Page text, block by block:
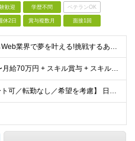
歓迎 学歴不問 ベテランOK
休2日 賞与複数月 面接1回
＼未経験からWeb業界で夢を叶える!挑戦するあなたを全力サポート/ ★学歴・経験不問! ★未経験・クリエイティブ系スクール卒業生・第二新卒歓迎! ★社会人未経験OK! ★将来の幹部候補採用 『PC
月給30万円〜月給70万円 + スキル賞与 + スキルインセンティブ ※研修期間は有期雇用契約社員 ※プロジェクトによって異なる ※上記には(固定残業代¥44,369/30時間)を含む ※エリアによ
【フルリモート可／転勤なし／希望を考慮】 日本47都道府県、どこでも就業可能！ (東京支社、群馬本社、北海道支社、宮城支社、愛知支社、大阪支社、福岡支社、千葉支店、神奈川支店、茨城支店、新潟支店、長野